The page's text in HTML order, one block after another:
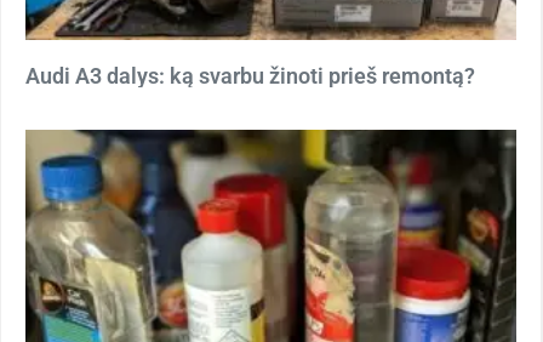
Audi A3 dalys: ką svarbu žinoti prieš remontą?